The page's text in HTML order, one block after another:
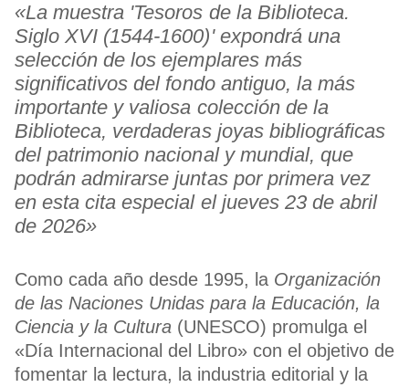
«La muestra 'Tesoros de la Biblioteca.
Siglo XVI (1544-1600)' expondrá una
selección de los ejemplares más
significativos del fondo antiguo, la más
importante y valiosa colección de la
Biblioteca, verdaderas joyas bibliográficas
del patrimonio nacional y mundial, que
podrán admirarse juntas por primera vez
en esta cita especial el jueves 23 de abril
de 2026»
Como cada año desde 1995, la Organización
de las Naciones Unidas para la Educación, la
Ciencia y la Cultura (UNESCO) promulga el
«Día Internacional del Libro» con el objetivo de
fomentar la lectura, la industria editorial y la